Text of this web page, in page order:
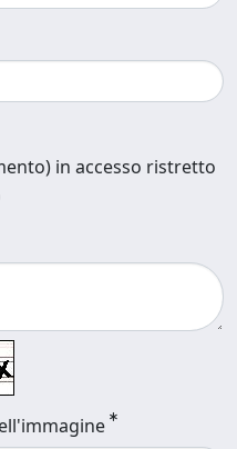
in accesso ristretto